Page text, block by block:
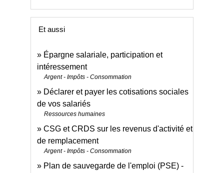
Et aussi
Épargne salariale, participation et
intéressement
Argent - Impôts - Consommation
Déclarer et payer les cotisations sociales
de vos salariés
Ressources humaines
CSG et CRDS sur les revenus d'activité et
de remplacement
Argent - Impôts - Consommation
Plan de sauvegarde de l'emploi (PSE) -